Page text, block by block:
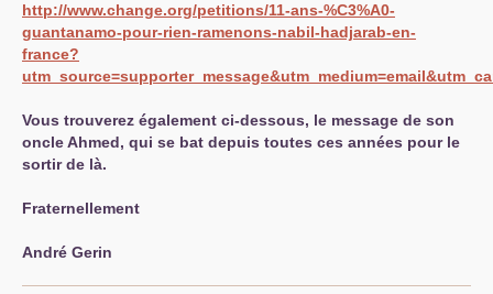
http://www.change.org/petitions/11-ans-%C3%A0-
guantanamo-pour-rien-ramenons-nabil-hadjarab-en-
france?
Vous trouverez également ci-dessous, le message de son
oncle Ahmed, qui se bat depuis toutes ces années pour le
sortir de là.
Fraternellement
André Gerin